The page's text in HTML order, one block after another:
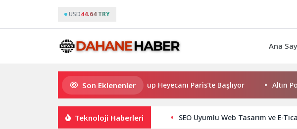
USD44.64 TRY
Ana
Son Eklenenler
2026 PUBG Mobile World Cup Heyecanı Paris’te Başlıyor Altın Portakal
Teknoloji Haberleri SEO Uyumlu Web Tasarım ve E-